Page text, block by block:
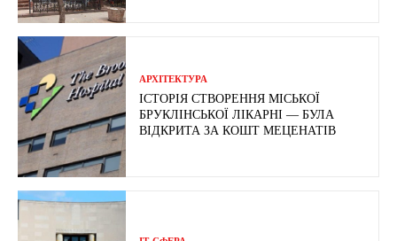
АРХІТЕКТУРА
ІСТОРІЯ СТВОРЕННЯ МІСЬКОЇ
БРУКЛІНСЬКОЇ ЛІКАРНІ — БУЛА
ВІДКРИТА ЗА КОШТ МЕЦЕНАТІВ